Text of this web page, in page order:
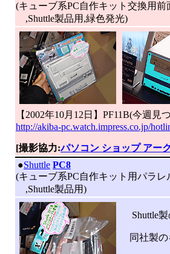
(キューブ系PC自作キット交換用前
,Shuttle製品用,緑色発光)
【2002年10月12日】PF11B(今週見
http://akiba-pc.watch.impress.co.jp/
[撮影協力:パソコン ショップ アーク
●Shuttle PC8
(キューブ系PC自作キット用パラレ
,Shuttle製品用)
Shuttle製
同社製の